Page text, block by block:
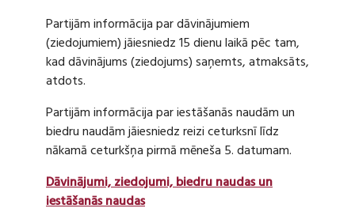
Partijām informācija par dāvinājumiem
(ziedojumiem) jāiesniedz 15 dienu laikā pēc tam,
kad dāvinājums (ziedojums) saņemts, atmaksāts,
atdots.
Partijām informācija par iestāšanās naudām un
biedru naudām jāiesniedz reizi ceturksnī līdz
nākamā ceturkšņa pirmā mēneša 5. datumam.
Dāvinājumi, ziedojumi, biedru naudas un
iestāšanās naudas